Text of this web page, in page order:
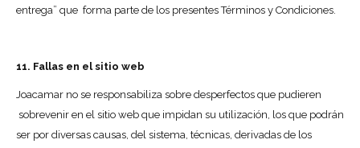
entrega” que forma parte de los presentes Términos y Condiciones.
11. Fallas en el sitio web
Joacamar no se responsabiliza sobre desperfectos que pudieren
sobrevenir en el sitio web que impidan su utilización, los que podrán
ser por diversas causas, del sistema, técnicas, derivadas de los